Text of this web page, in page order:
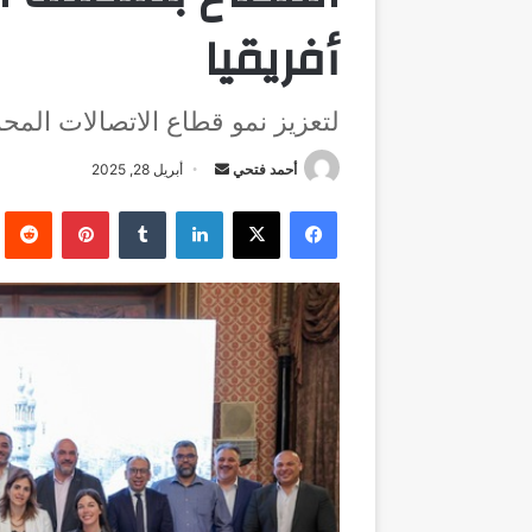
أفريقيا
لتعزيز نمو قطاع الاتصالات
أحمد فتحي
أرسل
إلكترونيا
أبريل 28, 2025
فيسبوك ‫X لينكدإن بينتيريست